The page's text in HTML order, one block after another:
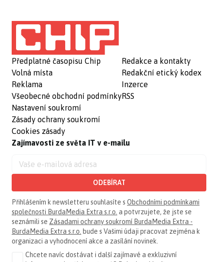
Předplatné časopisu Chip
Volná místa
Reklama
Všeobecné obchodní podmínky
Nastavení soukromí
Zásady ochrany soukromí
Cookies zásady
Redakce a kontakty
Redakční etický kodex
Inzerce
RSS
Zajímavosti ze světa IT v e-mailu
ODEBÍRAT
Přihlášením k newsletteru souhlasíte s Obchodními podmínkami
společnosti BurdaMedia Extra s.r.o. a potvrzujete, že jste se
seznámili se Zásadami ochrany soukromí BurdaMedia Extra -
BurdaMedia Extra s.r.o. bude s Vašimi údaji pracovat zejména k
organizaci a vyhodnocení akce a zasílání novinek.
Chcete navíc dostávat i další zajímavé a exkluzivní